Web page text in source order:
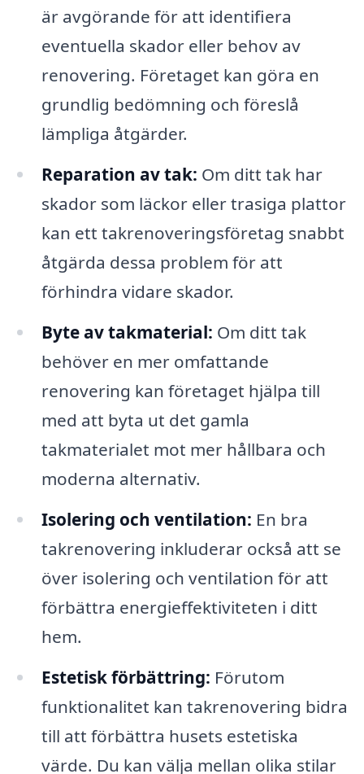
är avgörande för att identifiera
eventuella skador eller behov av
renovering. Företaget kan göra en
grundlig bedömning och föreslå
lämpliga åtgärder.
Reparation av tak: Om ditt tak har
skador som läckor eller trasiga plattor
kan ett takrenoveringsföretag snabbt
åtgärda dessa problem för att
förhindra vidare skador.
Byte av takmaterial: Om ditt tak
behöver en mer omfattande
renovering kan företaget hjälpa till
med att byta ut det gamla
takmaterialet mot mer hållbara och
moderna alternativ.
Isolering och ventilation: En bra
takrenovering inkluderar också att se
över isolering och ventilation för att
förbättra energieffektiviteten i ditt
hem.
Estetisk förbättring: Förutom
funktionalitet kan takrenovering bidra
till att förbättra husets estetiska
värde. Du kan välja mellan olika stilar